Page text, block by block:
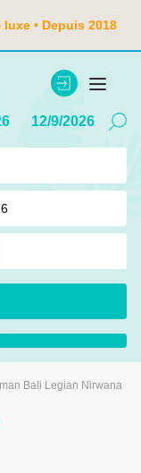
• Depuis 2018
12/9/2026
Bali Legian Nirwana